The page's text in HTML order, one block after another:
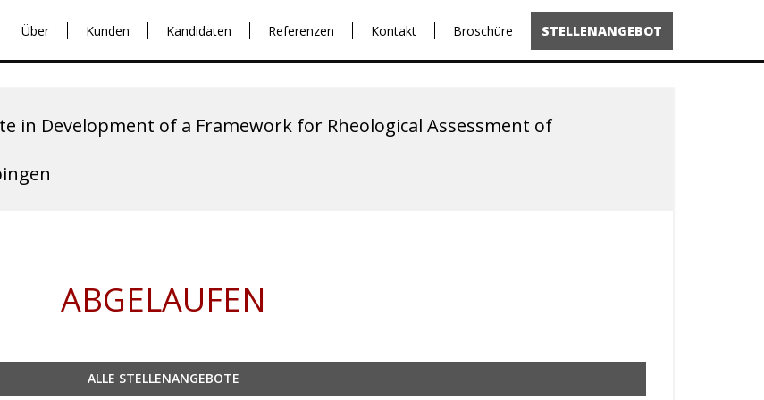
Über Kunden Kandidaten Referenzen Kontakt Broschüre STELLENANGEBOT
in Development of a Framework for Rheological Assessment of
ABGELAUFEN
ALLE STELLENANGEBOTE